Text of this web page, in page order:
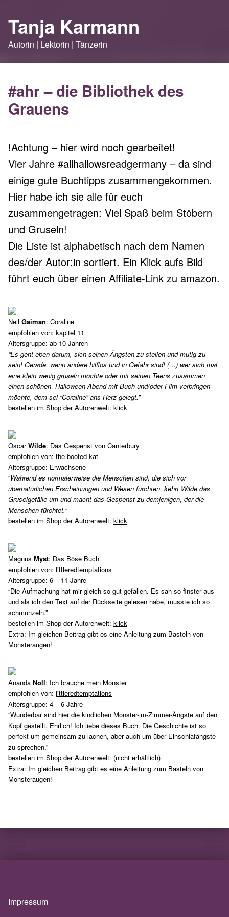
Tanja Karmann
Autorin | Lektorin | Tänzerin
#ahr – die Bibliothek des
Grauens
!Achtung – hier wird noch gearbeitet!
Vier Jahre #allhallowsreadgermany – da sind
einige gute Buchtipps zusammengekommen.
Hier habe ich sie alle für euch
zusammengetragen: Viel Spaß beim Stöbern
und Gruseln!
Die Liste ist alphabetisch nach dem Namen
des/der Autor:in sortiert. Ein Klick aufs Bild
führt euch über einen Affiliate-Link zu amazon.
Neil Gaiman: Coraline
empfohlen von: kapitel 11
Altersgruppe: ab 10 Jahren
“Es geht eben darum, sich seinen Ängsten zu stellen und mutig zu
sein! Gerade, wenn andere hilflos und in Gefahr sind! (…) wer sich mal
eine klein wenig gruseln möchte oder mit seinen Teens zusammen
einen schönen Halloween-Abend mit Buch und/oder Film verbringen
möchte, dem sei “Coraline” ans Herz gelegt.”
bestellen im Shop der Autorenwelt: klick
OscarWilde: Das Gespenst von Canterbury
empfohlen von: the booted kat
Altersgruppe: Erwachsene
“Während es normalerweise die Menschen sind, die sich vor
übernatürlichen Erscheinungen und Wesen fürchten, kehrt Wilde das
Gruselgefälle um und macht das Gespenst zu demjenigen, der die
Menschen fürchtet.“
bestellen im Shop der Autorenwelt: klick
Magnus Myst: Das Böse Buch
empfohlen von: littleredtemptations
Altersgruppe: 6 – 11 Jahre
“Die Aufmachung hat mir gleich so gut gefallen. Es sah so finster aus
und als ich den Text auf der Rückseite gelesen habe, musste ich so
schmunzeln.”
bestellen im Shop der Autorenwelt: klick
Extra: Im gleichen Beitrag gibt es eine Anleitung zum Basteln von
Monsteraugen!
Ananda Noll: Ich brauche mein Monster
empfohlen von: littleredtemptations
Altersgruppe: 4 – 6 Jahre
“Wunderbar sind hier die kindlichen Monster-im-Zimmer-Ängste auf den
Kopf gestellt. Ehrlich! Ich liebe dieses Buch. Die Geschichte ist so
perfekt um gemeinsam zu lachen, aber auch um über Einschlafängste
zu sprechen.”
bestellen im Shop der Autorenwelt: (nicht erhältlich)
Extra: Im gleichen Beitrag gibt es eine Anleitung zum Basteln von
Monsteraugen!
Impressum